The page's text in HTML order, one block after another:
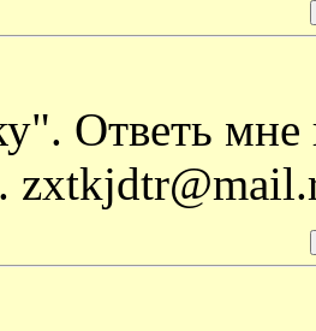
Ответь мне